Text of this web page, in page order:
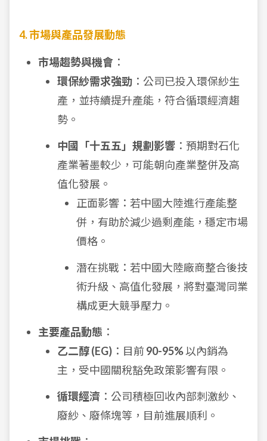
4. 市場與產品發展動態
市場趨勢與機會 ：
環保紗需求強勁 ：公司已投入環保紗生
產，並持續提升產能，符合循環經濟趨
勢。
中國「十五五」規劃影響 ：預期對石化
產業著墨較少，可能朝向產業整併及高
值化發展。
正面影響：若中國大陸進行產能整
併，有助於減少過剩產能，穩定市場
價格。
潛在挑戰：若中國大陸廠商整合後技
術升級、高值化發展，將對臺灣同業
構成更大競爭壓力。
主要產品動態 ：
乙二醇 (EG) ：目前 90-95%以內銷為
主，受中國關稅豁免政策影響有限。
循環經濟 ：公司積極回收內部刺激紗、
廢紗、廢條塊等，目前進展順利。